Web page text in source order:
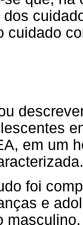
cuidado
em um
foi
e